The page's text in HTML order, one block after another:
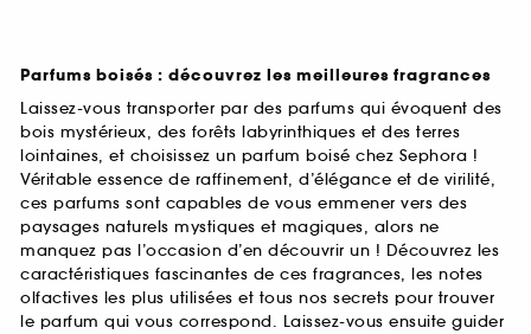
Parfums boisés : découvrez les meilleures fragrances
Laissez-vous transporter par des parfums qui évoquent des
bois mystérieux, des forêts labyrinthiques et des terres
lointaines, et choisissez un parfum boisé chez Sephora !
Véritable essence de raffinement, d’élégance et de virilité,
ces parfums sont capables de vous emmener vers des
paysages naturels mystiques et magiques, alors ne
manquez pas l’occasion d’en découvrir un ! Découvrez les
caractéristiques fascinantes de ces fragrances, les notes
olfactives les plus utilisées et tous nos secrets pour trouver
le parfum qui vous correspond. Laissez-vous ensuite guider